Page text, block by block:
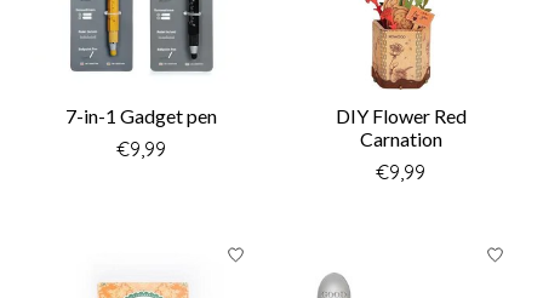
7-in-1 Gadget pen
€9,99
DIY Flower Red
Carnation
€9,99